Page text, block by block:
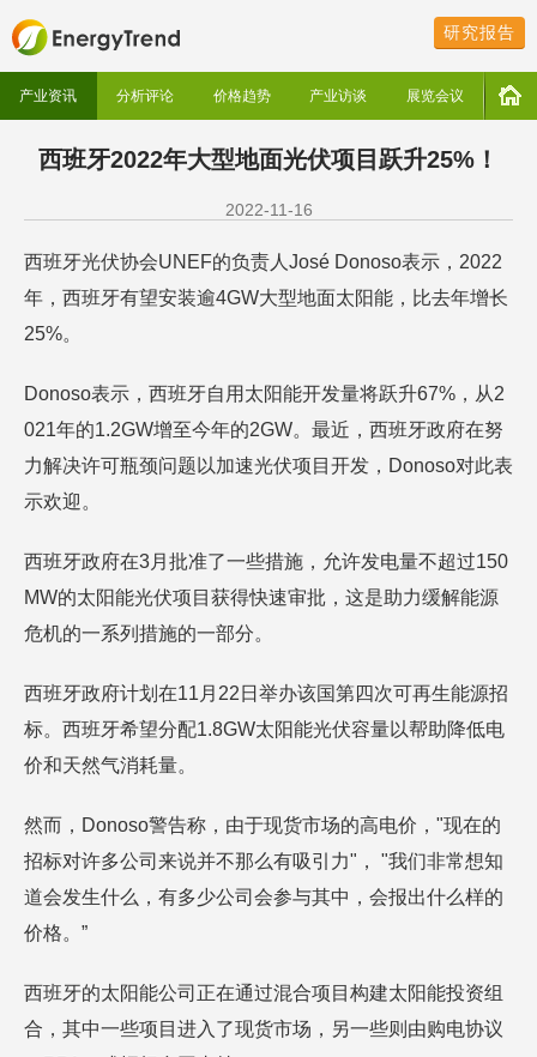
研究报告
产业资讯 分析评论 价格趋势 产业访谈 展览会议
西班牙2022年大型地面光伏项目跃升25%！
2022-11-16
西班牙光伏协会UNEF的负责人José Donoso表示，2022
年，西班牙有望安装逾4GW大型地面太阳能，比去年增长
25%。
Donoso表示，西班牙自用太阳能开发量将跃升67%，从2
021年的1.2GW增至今年的2GW。最近，西班牙政府在努
力解决许可瓶颈问题以加速光伏项目开发，Donoso对此表
示欢迎。
西班牙政府在3月批准了一些措施，允许发电量不超过150
MW的太阳能光伏项目获得快速审批，这是助力缓解能源
危机的一系列措施的一部分。
西班牙政府计划在11月22日举办该国第四次可再生能源招
标。西班牙希望分配1.8GW太阳能光伏容量以帮助降低电
价和天然气消耗量。
然而，Donoso警告称，由于现货市场的高电价，"现在的
招标对许多公司来说并不那么有吸引力"， "我们非常想知
道会发生什么，有多少公司会参与其中，会报出什么样的
价格。”
西班牙的太阳能公司正在通过混合项目构建太阳能投资组
合，其中一些项目进入了现货市场，另一些则由购电协议